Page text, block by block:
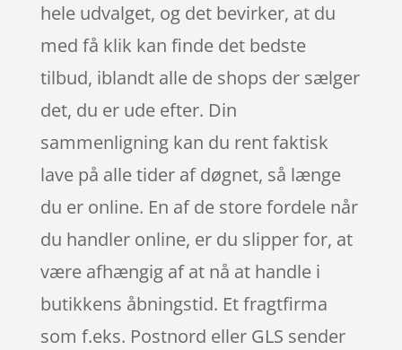
hele udvalget, og det bevirker, at du
med få klik kan finde det bedste
tilbud, iblandt alle de shops der sælger
det, du er ude efter. Din
sammenligning kan du rent faktisk
lave på alle tider af døgnet, så længe
du er online. En af de store fordele når
du handler online, er du slipper for, at
være afhængig af at nå at handle i
butikkens åbningstid. Et fragtfirma
som f.eks. Postnord eller GLS sender